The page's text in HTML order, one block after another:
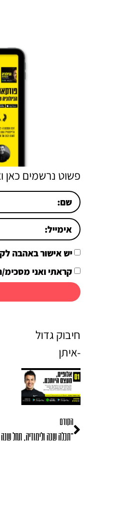
פשוט נרשמים כאן
יש אישור באהבה
קראתי ואני מסכימ/
חיבוק גדול
-איתן
הקודם
"תכלה שנה ולימודיה, תחל שנה